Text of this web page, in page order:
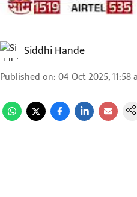
Siddhi Hande
Published on:04 Oct 2025, 11:58